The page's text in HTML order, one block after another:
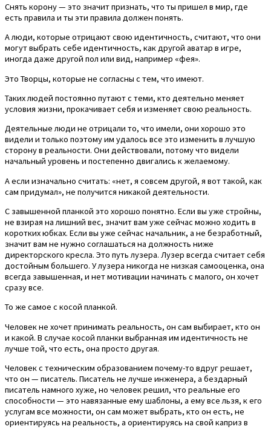
Снять корону — это значит признать, что ты пришел в мир, где
есть правила и ты эти правила должен понять.
А люди, которые отрицают свою идентичность, считают, что они
могут выбрать себе идентичность, как другой аватар в игре,
иногда даже другой пол или вид, например «фея».
Это Творцы, которые не согласны с тем, что имеют.
Таких людей постоянно путают с теми, кто деятельно меняет
условия жизни, прокачивает себя и изменяет свою реальность.
Деятельные люди не отрицали то, что имели, они хорошо это
видели и только поэтому им удалось все это изменить в лучшую
сторону в реальности. Они действовали, потому что видели
начальный уровень и постепенно двигались к желаемому.
А если изначально считать: «нет, я совсем другой, я вот такой, как
сам придумал», не получится никакой деятельности.
С завышенной планкой это хорошо понятно. Если вы уже стройны,
не взирая на лишний вес, значит вам уже сейчас можно ходить в
коротких юбках. Если вы уже сейчас начальник, а не безработный,
значит вам не нужно соглашаться на должность ниже
директорского кресла. Это путь лузера. Лузер всегда считает себя
достойным большего. У лузера никогда не низкая самооценка, она
всегда завышенная, и нет мотивации начинать с малого, он хочет
сразу все.
То же самое с косой планкой.
Человек не хочет принимать реальность, он сам выбирает, кто он
и какой. В случае косой планки выбранная им идентичность не
лучше той, что есть, она просто другая.
Человек с техническим образованием почему-то вдруг решает,
что он — писатель. Писатель не лучше инженера, а бездарный
писатель намного хуже, но человек решил, что реальные его
способности — это навязанные ему шаблоны, а ему все льзя, к его
услугам все можности, он сам может выбрать, кто он есть, не
ориентируясь на реальность, а ориентируясь на свой каприз в